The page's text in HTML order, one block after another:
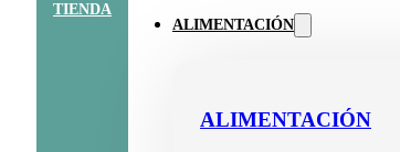
TIENDA
ALIMENTACIÓN
ALIMENTACIÓN